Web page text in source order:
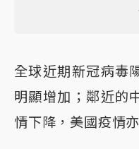
全球近期新冠病毒
明顯增加；鄰近的
情下降，美國疫情